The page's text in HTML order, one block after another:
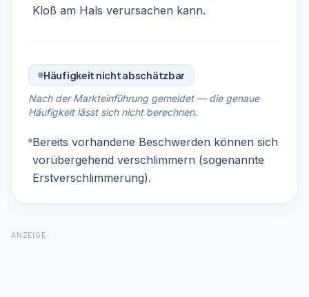
Kloß am Hals verursachen kann.
Häufigkeit nicht abschätzbar
Nach der Markteinführung gemeldet — die genaue
Häufigkeit lässt sich nicht berechnen.
Bereits vorhandene Beschwerden können sich
vorübergehend verschlimmern (sogenannte
Erstverschlimmerung).
ANZEIGE